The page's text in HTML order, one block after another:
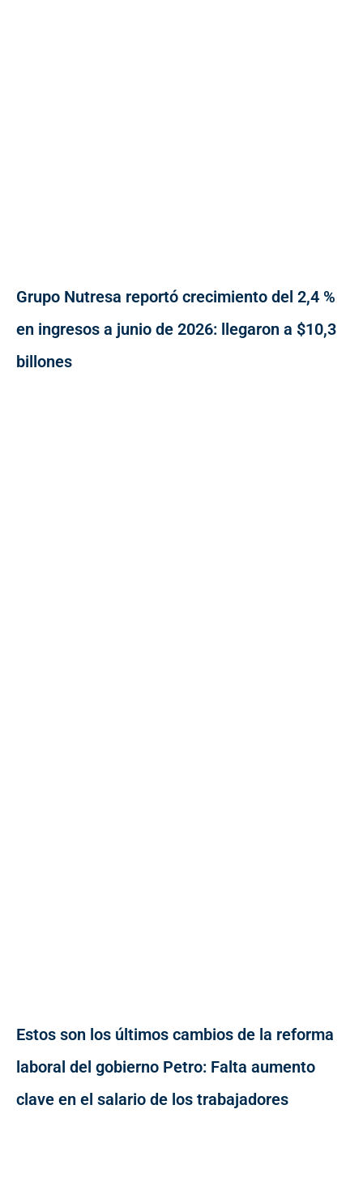
Grupo Nutresa reportó crecimiento del 2,4 %
en ingresos a junio de 2026: llegaron a $10,3
billones
Estos son los últimos cambios de la reforma
laboral del gobierno Petro: Falta aumento
clave en el salario de los trabajadores